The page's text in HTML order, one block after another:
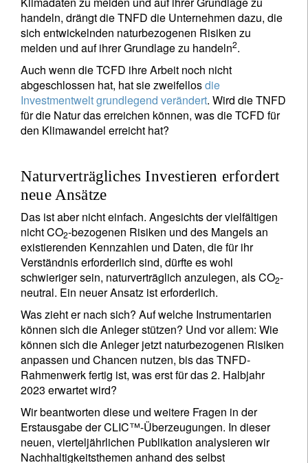
handeln, drängt die TNFD die Unternehmen dazu, die
sich entwickelnden naturbezogenen Risiken zu
melden und auf ihrer Grundlage zu handeln2.
Auch wenn die TCFD ihre Arbeit noch nicht
abgeschlossen hat, hat sie zweifellosdie
Investmentwelt grundlegend verändert. Wird die TNFD
für die Natur das erreichen können, was die TCFD für
den Klimawandel erreicht hat?
Naturverträgliches Investieren erfordert
neue Ansätze
Das ist aber nicht einfach. Angesichts der vielfältigen
nicht CO2-bezogenen Risiken und des Mangels an
existierenden Kennzahlen und Daten, die für ihr
Verständnis erforderlich sind, dürfte es wohl
schwieriger sein, naturverträglich anzulegen, als CO2-
neutral. Ein neuer Ansatz ist erforderlich.
Was zieht er nach sich? Auf welche Instrumentarien
können sich die Anleger stützen? Und vor allem: Wie
können sich die Anleger jetzt naturbezogenen Risiken
anpassen und Chancen nutzen, bis das TNFD-
Rahmenwerk fertig ist, was erst für das 2. Halbjahr
2023 erwartet wird?
Wir beantworten diese und weitere Fragen in der
Erstausgabe der CLIC™-Überzeugungen. In dieser
neuen, vierteljährlichen Publikation analysieren wir
Nachhaltigkeitsthemen anhand des selbst